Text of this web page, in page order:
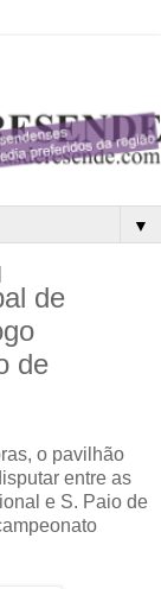
▼
de
de
o pavilhão
entre as
e S. Paio de